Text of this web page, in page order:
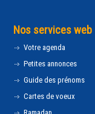
Nos services web
Votre agenda
Petites annonces
Guide des prénoms
Cartes de voeux